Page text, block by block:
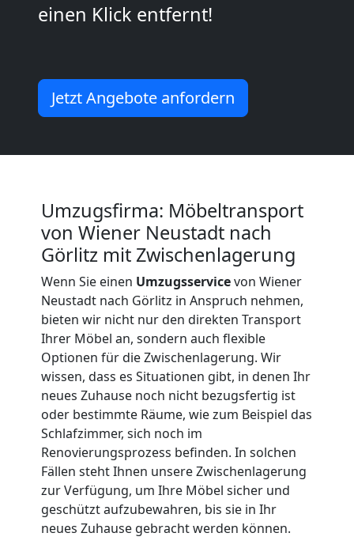
einen Klick entfernt!
Jetzt Angebote anfordern
Umzugsfirma: Möbeltransport
von Wiener Neustadt nach
Görlitz mit Zwischenlagerung
Wenn Sie einen Umzugsservicevon Wiener
Neustadt nach Görlitz in Anspruch nehmen,
bieten wir nicht nur den direkten Transport
Ihrer Möbel an, sondern auch flexible
Optionen für die Zwischenlagerung. Wir
wissen, dass es Situationen gibt, in denen Ihr
neues Zuhause noch nicht bezugsfertig ist
oder bestimmte Räume, wie zum Beispiel das
Schlafzimmer, sich noch im
Renovierungsprozess befinden. In solchen
Fällen steht Ihnen unsere Zwischenlagerung
zur Verfügung, um Ihre Möbel sicher und
geschützt aufzubewahren, bis sie in Ihr
neues Zuhause gebracht werden können.
Kleiner
Umzug
Wiener
Neustadt
Küchenumzug
Wiener
Neustadt
Umzug
und
Lagerung
Wiener
Neustadt